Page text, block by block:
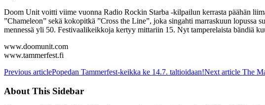
Doom Unit voitti viime vuonna Radio Rockin Starba -kilpailun kerrasta päähän
”Chameleon” sekä kokopitkä ”Cross the Line”, joka singahti marraskuun
mennessä yli 50. Festivaalikeikkoja kertyy mittariin 15. Nyt tamperelaista bändiä
www.doomunit.com
www.tammerfest.fi
Previous articlePopedan Tammerfest-keikka ke 14.7. taltioidaan!Next article The
About This Sidebar